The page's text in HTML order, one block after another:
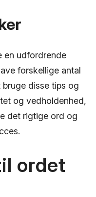
udfordrende
forskellige antal
bruge disse tips og
og vedholdenhed,
det rigtige ord og
ordet